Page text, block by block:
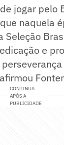
jogar pelo
naquela
Seleção
e
CONTINUA
APÓS A
PUBLICIDADE